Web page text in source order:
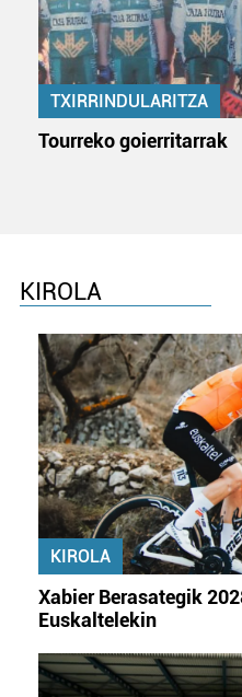
TXIRRINDULARITZA
Tourreko goierritarrak
KIROLA
KIROLA
Xabier Berasategik
Euskaltelekin